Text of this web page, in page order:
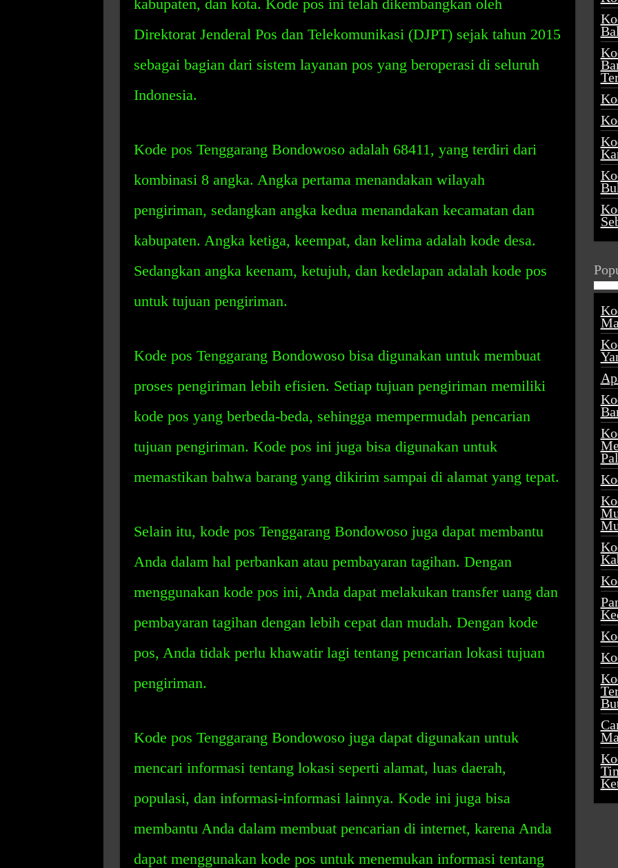
kabupaten, dan kota. Kode pos ini telah dikembangkan oleh
Direktorat Jenderal Pos dan Telekomunikasi (DJPT) sejak tahun 2015
sebagai bagian dari sistem layanan pos yang beroperasi di seluruh
Indonesia.
Kode pos Tenggarang Bondowoso adalah 68411, yang terdiri dari
kombinasi 8 angka. Angka pertama menandakan wilayah
pengiriman, sedangkan angka kedua menandakan kecamatan dan
kabupaten. Angka ketiga, keempat, dan kelima adalah kode desa.
Sedangkan angka keenam, ketujuh, dan kedelapan adalah kode pos
untuk tujuan pengiriman.
Kode pos Tenggarang Bondowoso bisa digunakan untuk membuat
proses pengiriman lebih efisien. Setiap tujuan pengiriman memiliki
kode pos yang berbeda-beda, sehingga mempermudah pencarian
tujuan pengiriman. Kode pos ini juga bisa digunakan untuk
memastikan bahwa barang yang dikirim sampai di alamat yang tepat.
Selain itu, kode pos Tenggarang Bondowoso juga dapat membantu
Anda dalam hal perbankan atau pembayaran tagihan. Dengan
menggunakan kode pos ini, Anda dapat melakukan transfer uang dan
pembayaran tagihan dengan lebih cepat dan mudah. Dengan kode
pos, Anda tidak perlu khawatir lagi tentang pencarian lokasi tujuan
pengiriman.
Kode pos Tenggarang Bondowoso juga dapat digunakan untuk
mencari informasi tentang lokasi seperti alamat, luas daerah,
populasi, dan informasi-informasi lainnya. Kode ini juga bisa
membantu Anda dalam membuat pencarian di internet, karena Anda
dapat menggunakan kode pos untuk menemukan informasi tentang